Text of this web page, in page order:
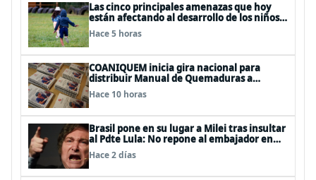
Las cinco principales amenazas que hoy
están afectando al desarrollo de los niños
en Chile
Hace 5 horas
COANIQUEM inicia gira nacional para
distribuir Manual de Quemaduras a
profesionales de la salud
Hace 10 horas
Brasil pone en su lugar a Milei tras insultar
al Pdte Lula: No repone al embajador en
BBSS y rebaja la relación bilateral
Hace 2 días